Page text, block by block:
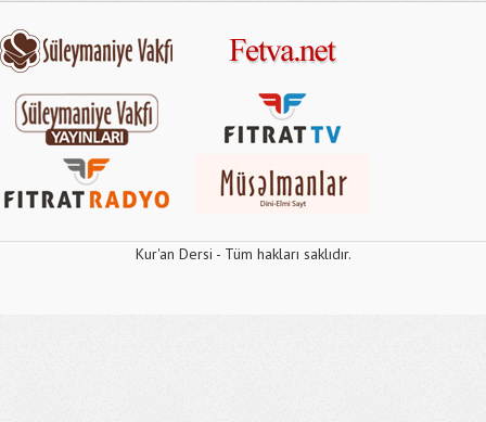
Kur'an Dersi - Tüm hakları saklıdır.